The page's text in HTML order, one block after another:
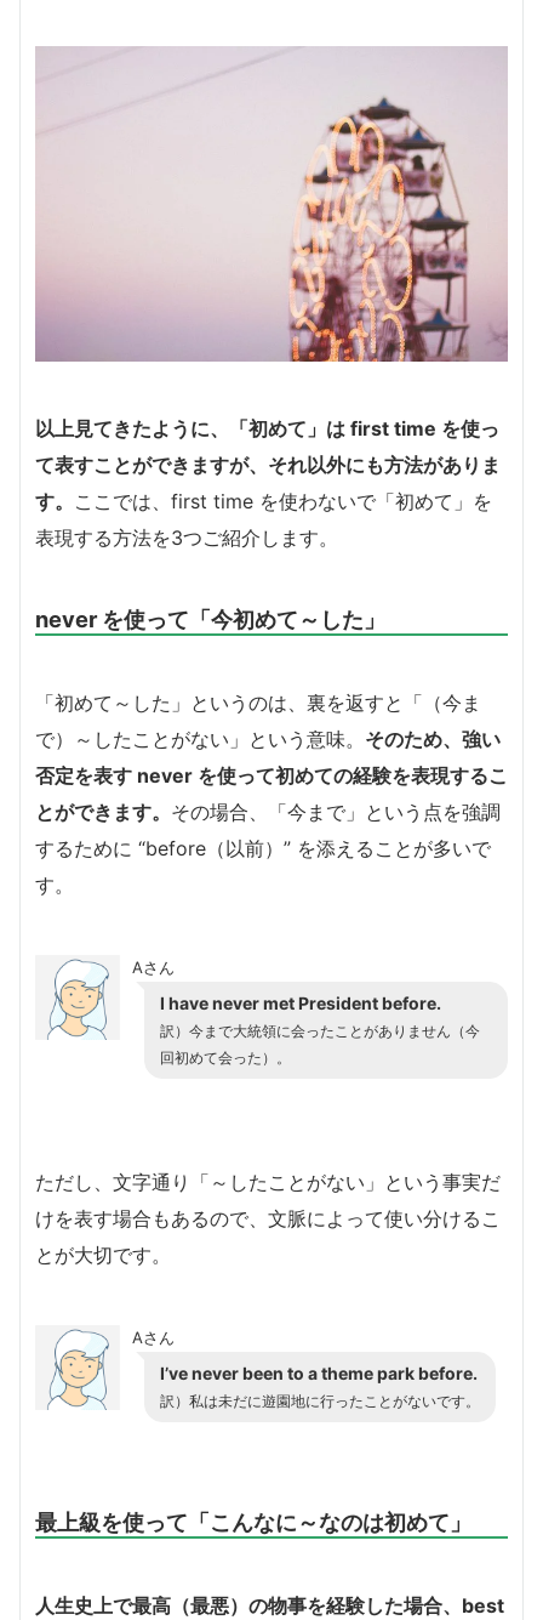
以上見てきたように、「初めて」は first time を使っ
て表すことができますが、それ以外にも方法がありま
す。 ここでは、first time を使わないで「初めて」を
表現する方法を3つご紹介します。
never を使って「今初めて～した」
「初めて～した」というのは、裏を返すと「（今ま
で）～したことがない」という意味。 そのため、強い
否定を表す never を使って初めての経験を表現するこ
とができます。 その場合、「今まで」という点を強調
するために “before（以前）” を添えることが多いで
す。
Aさん
I have never met President before.
訳）今まで大統領に会ったことがありません（今
回初めて会った）。
ただし、文字通り「～したことがない」という事実だ
けを表す場合もあるので、文脈によって使い分けるこ
とが大切です。
Aさん
I’ve never been to a theme park before.
訳）私は未だに遊園地に行ったことがないです。
最上級を使って「こんなに～なのは初めて」
人生史上で最高（最悪）の物事を経験した場合、best